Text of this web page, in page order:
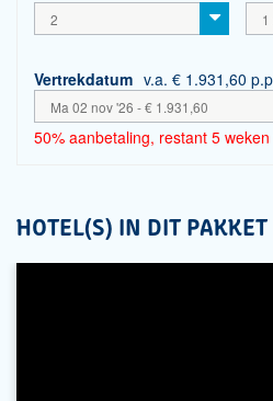
2
Vertrekdatum v.a. € 1.931,60
Ma 02 nov '26 - € 1.931,60
50% aanbetaling, restant 5
HOTEL(S) IN DIT PAKKET